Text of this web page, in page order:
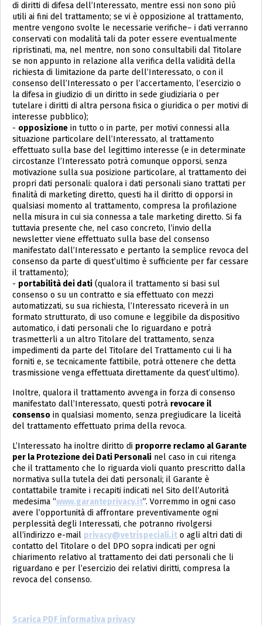
di diritti di difesa dell’Interessato, mentre essi non sono più
utili ai fini del trattamento; se vi è opposizione al trattamento,
mentre vengono svolte le necessarie verifiche– i dati verranno
conservati con modalità tali da poter essere eventualmente
ripristinati, ma, nel mentre, non sono consultabili dal Titolare
se non appunto in relazione alla verifica della validità della
richiesta di limitazione da parte dell’Interessato, o con il
consenso dell’Interessato o per l’accertamento, l’esercizio o
la difesa in giudizio di un diritto in sede giudiziaria o per
tutelare i diritti di altra persona fisica o giuridica o per motivi di
interesse pubblico);
- opposizione in tutto o in parte, per motivi connessi alla
situazione particolare dell’Interessato, al trattamento
effettuato sulla base del legittimo interesse (e in determinate
circostanze l’Interessato potrà comunque opporsi, senza
motivazione sulla sua posizione particolare, al trattamento dei
propri dati personali: qualora i dati personali siano trattati per
finalità di marketing diretto, questi ha il diritto di opporsi in
qualsiasi momento al trattamento, compresa la profilazione
nella misura in cui sia connessa a tale marketing diretto. Si fa
tuttavia presente che, nel caso concreto, l’invio della
newsletter viene effettuato sulla base del consenso
manifestato dall’Interessato e pertanto la semplice revoca del
consenso da parte di quest’ultimo è sufficiente per far cessare
il trattamento);
- portabilità dei dati (qualora il trattamento si basi sul
consenso o su un contratto e sia effettuato con mezzi
automatizzati, su sua richiesta, l’Interessato riceverà in un
formato strutturato, di uso comune e leggibile da dispositivo
automatico, i dati personali che lo riguardano e potrà
trasmetterli a un altro Titolare del trattamento, senza
impedimenti da parte del Titolare del Trattamento cui li ha
forniti e, se tecnicamente fattibile, potrà ottenere che detta
trasmissione venga effettuata direttamente da quest’ultimo).
Inoltre, qualora il trattamento avvenga in forza di consenso
manifestato dall’Interessato, questi potrà revocare il
consenso in qualsiasi momento, senza pregiudicare la liceità
del trattamento effettuato prima della revoca.
L’Interessato ha inoltre diritto di proporre reclamo al Garante
per la Protezione dei Dati Personali nel caso in cui ritenga
che il trattamento che lo riguarda violi quanto prescritto dalla
normativa sulla tutela dei dati personali; il Garante è
contattabile tramite i recapiti indicati nel Sito dell’Autorità
medesima “www.garanteprivacy.it”. Vorremmo in ogni caso
avere l’opportunità di affrontare preventivamente ogni
perplessità degli Interessati, che potranno rivolgersi
all’indirizzo e-mail privacy@vetrispeciali.it o agli altri dati di
contatto del Titolare o del DPO sopra indicati per ogni
chiarimento relativo al trattamento dei dati personali che li
riguardano e per l’esercizio dei relativi diritti, compresa la
revoca del consenso.
Scarica PDF informativa privacy